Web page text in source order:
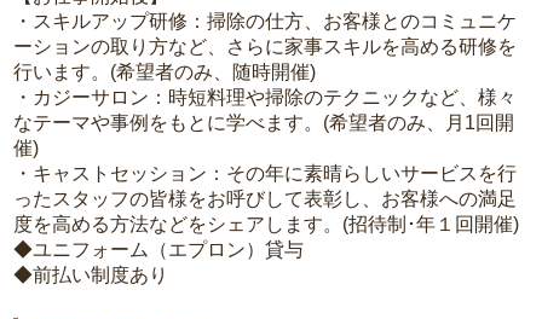
・スキルアップ研修：掃除の仕方、お客様とのコミュニケ
ーションの取り方など、さらに家事スキルを高める研修を
行います。(希望者のみ、随時開催)
・カジーサロン：時短料理や掃除のテクニックなど、様々
なテーマや事例をもとに学べます。(希望者のみ、月1回開
催)
・キャストセッション：その年に素晴らしいサービスを行
ったスタッフの皆様をお呼びして表彰し、お客様への満足
度を高める方法などをシェアします。(招待制･年１回開催)
◆ユニフォーム（エプロン）貸与
◆前払い制度あり